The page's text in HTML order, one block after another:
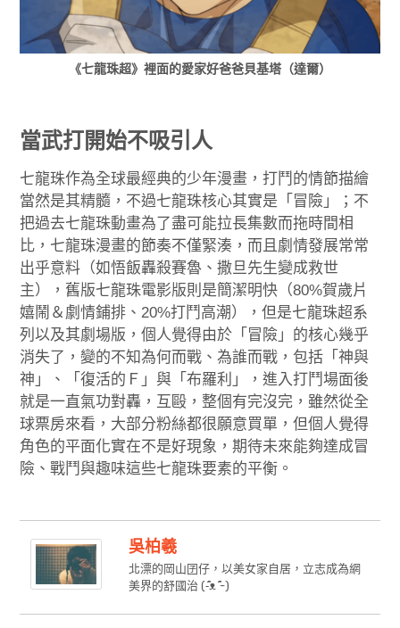
《七龍珠超》裡面的愛家好爸爸貝基塔（達爾）
當武打開始不吸引人
七龍珠作為全球最經典的少年漫畫，打鬥的情節描繪
當然是其精髓，不過七龍珠核心其實是「冒險」；不
把過去七龍珠動畫為了盡可能拉長集數而拖時間相
比，七龍珠漫畫的節奏不僅緊湊，而且劇情發展常常
出乎意料（如悟飯轟殺賽魯、撒旦先生變成救世
主），舊版七龍珠電影版則是簡潔明快（80%賀歲片
嬉鬧＆劇情鋪排、20%打鬥高潮），但是七龍珠超系
列以及其劇場版，個人覺得由於「冒險」的核心幾乎
消失了，變的不知為何而戰、為誰而戰，包括「神與
神」、「復活的Ｆ」與「布羅利」，進入打鬥場面後
就是一直氣功對轟，互毆，整個有完沒完，雖然從全
球票房來看，大部分粉絲都很願意買單，但個人覺得
角色的平面化實在不是好現象，期待未來能夠達成冒
險、戰鬥與趣味這些七龍珠要素的平衡。
吳柏羲
北漂的岡山囝仔，以美女家自居，立志成為網
美界的舒國治 (-̇᷇̂ᴥ ̇᷇̂-)